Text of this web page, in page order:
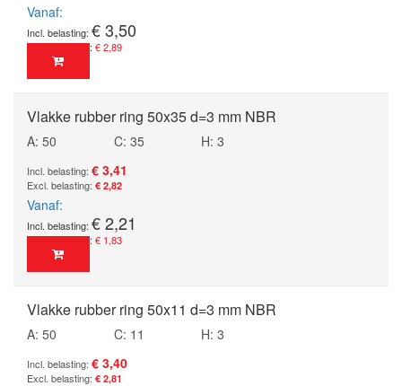
Vanaf
€ 3,50
€ 2,89
Vlakke rubber ring 50x35 d=3 mm NBR
A: 50 C: 35
H: 3
€ 3,41
€ 2,82
Vanaf
€ 2,21
€ 1,83
Vlakke rubber ring 50x11 d=3 mm NBR
A: 50 C: 11
H: 3
€ 3,40
€ 2,81